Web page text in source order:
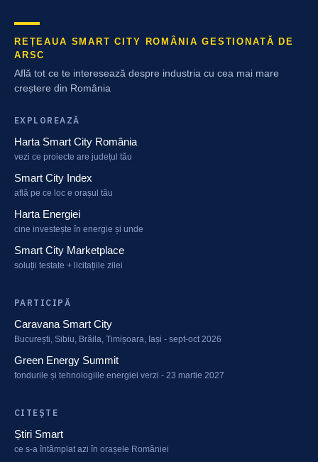
REȚEAUA SMART CITY ROMÂNIA GESTIONATĂ DE
ARSC
Află tot ce te interesează despre industria cu cea mai mare
creștere din România
EXPLOREAZĂ
Harta Smart City România
vezi ce proiecte are județul tău
Smart City Index
află pe ce loc e orașul tău
Harta Energiei
cine investește în energie și unde
Smart City Marketplace
soluții testate + licitațiile zilei
PARTICIPĂ
Caravana Smart City
București, Sibiu, Brăila, Timișoara, Iași - sept-oct 2026
Green Energy Summit
fondurile și tehnologiile energiei verzi - 23 martie 2027
CITEȘTE
Știri Smart
ce s-a întâmplat azi în orașele României